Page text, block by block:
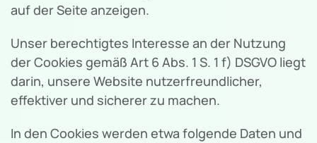
auf der Seite anzeigen.
Unser berechtigtes Interesse an der Nutzung
der Cookies gemäß Art 6 Abs. 1 S. 1 f) DSGVO liegt
darin, unsere Website nutzerfreundlicher,
effektiver und sicherer zu machen.
In den Cookies werden etwa folgende Daten und